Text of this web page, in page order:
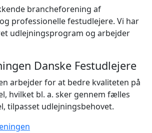
brancheforening af
professionelle festudlejere. Vi har
udlejningsprogram og arbejder
Danske Festudlejere
arbejder for at bedre kvaliteten på
hvilket bl. a. sker gennem fælles
tilpasset udlejningsbehovet.